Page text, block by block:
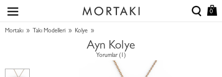
0
Mortakı » Takı Modelleri » Kolye »
Ayn Kolye
Yorumlar (1)